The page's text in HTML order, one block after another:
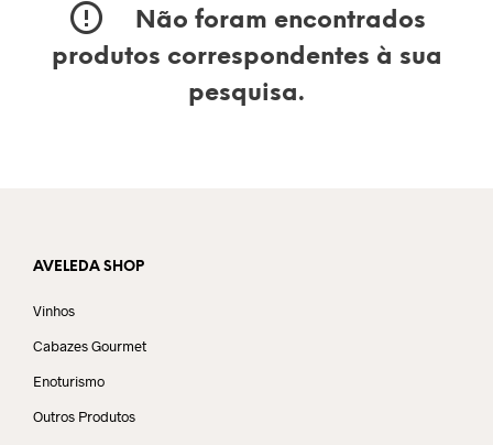
Não foram encontrados
produtos correspondentes à sua
pesquisa.
AVELEDA SHOP
Vinhos
Cabazes Gourmet
Enoturismo
Outros Produtos